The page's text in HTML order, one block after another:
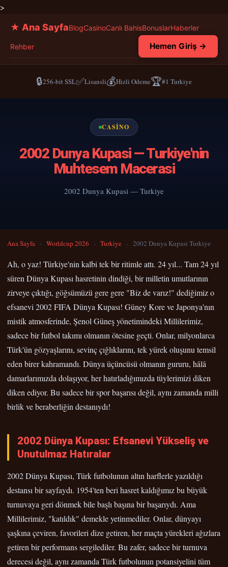
>
★ Ana SayfaBlogCasinoCanlı BahisBonuslarHaberler
Rehber Hemen Giriş →
🔒256-bit SSL✅Lisansli💰Hizli Odeme🏆#1 Turkiye
CASINO
2002 Dunya Kupasi — Turkiye'nin
Muhtesem Macerasi
2002 Dunya Kupasi — Turkiye
Ana Sayfa › Worldcup 2026 › Turkiye › 2002 Dunya Kupasi Turkiye
Ah, o yaz! Türkiye'nin kalbi tek bir ritimle attı. 24 yıl... Tam 24 yıl
süren Dünya Kupası hasretinin dindiği, bir milletin umutlarının
zirveye çıktığı, göğsümüzü gere gere "Biz de varız!" dediğimiz o
efsanevi 2002 FIFA Dünya Kupası! Güney Kore ve Japonya'nın
mistik atmosferinde, Şenol Güneş yönetimindeki Millilerimiz,
sadece bir futbol takımı olmanın ötesine geçti. Onlar, milyonlarca
Türk'ün gözyaşlarını, sevinç çığlıklarını, tek yürek oluşunu temsil
eden birer kahramandı. Dünya üçüncüsü olmanın gururu, hâlâ
damarlarımızda dolaşıyor, her hatırladığımızda tüylerimizi diken
diken ediyor. Bu sadece bir spor başarısı değil, aynı zamanda milli
birlik ve beraberliğin destanıydı!
2002 Dünya Kupası: Efsanevi Yükseliş ve
Unutulmaz Hatıralar
2002 Dünya Kupası, Türk futbolunun altın harflerle yazıldığı
destansı bir sayfaydı. 1954'ten beri hasret kaldığımız bu büyük
turnuvaya geri dönmek bile başlı başına bir başarıydı. Ama
Millilerimiz, "katıldık" demekle yetinmediler. Onlar, dünyayı
şaşkına çeviren, favorileri dize getiren, her maçta yürekleri ağızlara
getiren bir performans sergilediler. Bu zafer, sadece bir turnuva
derecesi değil, aynı zamanda Türk futbolunun potansiyelini tüm